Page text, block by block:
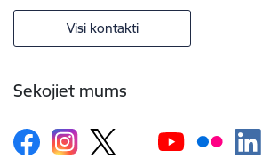
Visi kontakti
Sekojiet mums